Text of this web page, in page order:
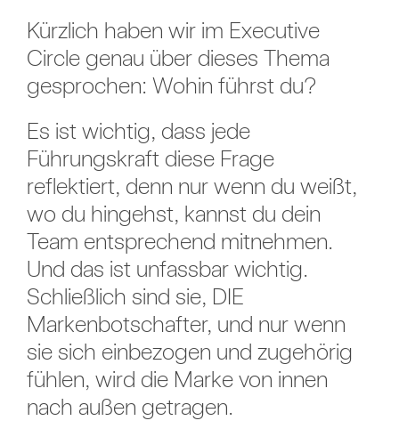
Kürzlich haben wir im Executive
Circle genau über dieses Thema
gesprochen: Wohin führst du?
Es ist wichtig, dass jede
Führungskraft diese Frage
reflektiert, denn nur wenn du weißt,
wo du hingehst, kannst du dein
Team entsprechend mitnehmen.
Und das ist unfassbar wichtig.
Schließlich sind sie, DIE
Markenbotschafter, und nur wenn
sie sich einbezogen und zugehörig
fühlen, wird die Marke von innen
nach außen getragen.